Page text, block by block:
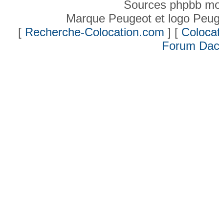
Sources phpbb
Marque Peugeot et logo
[ Recherche-Colocation.com ] [
Forum